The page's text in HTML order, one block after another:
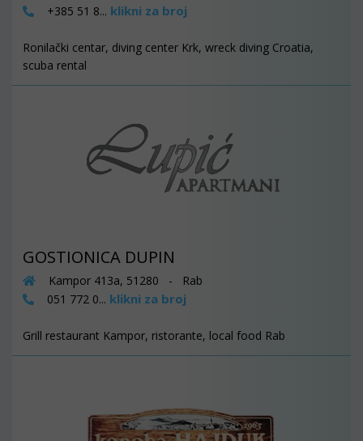
+385 51 8... klikni za broj
Ronilački centar, diving center Krk, wreck diving Croatia,
scuba rental
GOSTIONICA DUPIN
Kampor 413a, 51280 - Rab
051 772 0... klikni za broj
Grill restaurant Kampor, ristorante, local food Rab